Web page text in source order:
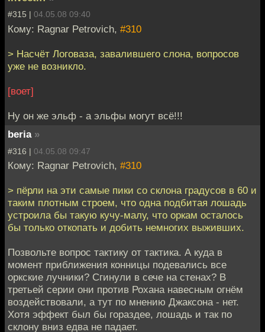
#315 | 04.05.08 09:40
Кому: Ragnar Petrovich, #310
> Насчёт Логоваза, завалившего слона, вопросов
уже не возникло.
[воет]
Ну он же эльф - а эльфы могут всё!!!
beria »
#316 | 04.05.08 09:47
Кому: Ragnar Petrovich, #310
> пёрли на эти самые пики со склона градусов в 60 и
таким плотным строем, что одна подбитая лошадь
устроила бы такую кучу-малу, что оркам осталось
бы только откопать и добить немногих выживших.
Позвольте вопрос тактику от тактика. А куда в
момент приближения конницы подевались все
оркские лучники? Сгинули в сече на стенах? В
третьей серии они против Рохана навесным огнём
воздействовали, а тут по мнению Джаксона - нет.
Хотя эффект был бы гораздее, лошадь и так по
склону вниз едва не падает.